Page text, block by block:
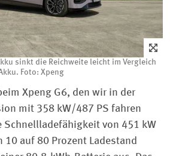
sinkt die Reichweite leicht im Vergleich
Foto: Xpeng
Xpeng G6, den wir in der
mit 358 kW/487 PS fahren
Schnellladefähigkeit von 451 kW
auf 80 Prozent Ladestand